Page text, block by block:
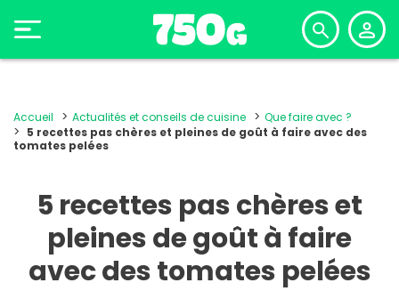
Accueil Actualités et conseils de cuisine
Que faire avec ?
5 recettes pas chères et pleines de goût à faire avec des
tomates pelées
5 recettes pas chères et
pleines de goût à faire
avec des tomates pelées